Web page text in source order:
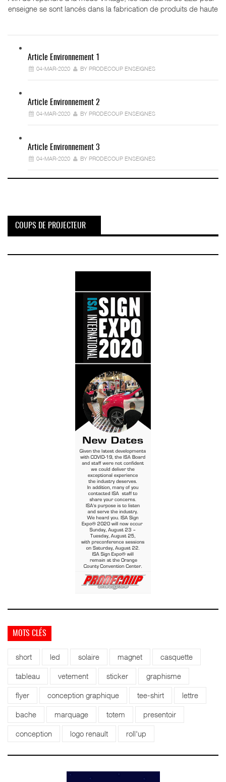
enseigne se sont lancés dans la fabrication de produits de haute
Article Environnement 1
04-MAR-2020 BY PRODECOUP ENSEIGNES
Article Environnement 2
04-MAR-2020 BY PRODECOUP ENSEIGNES
Article Environnement 3
04-MAR-2020 BY PRODECOUP ENSEIGNES
COUPS DE PROJECTEUR
MOTS CLÉS
short led solaire magnet casquette
tableau vetement sticker graphisme
flyer conception graphique tee-shirt lettre
bache marquage totem presentoir
conception logo renault roll'up